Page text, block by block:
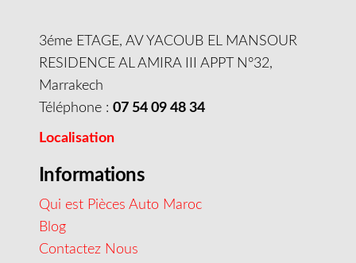
3éme ETAGE, AV YACOUB EL MANSOUR
RESIDENCE AL AMIRA III APPT N°32,
Marrakech
Téléphone : 07 54 09 48 34
Localisation
Informations
Qui est Pièces Auto Maroc
Blog
Contactez Nous